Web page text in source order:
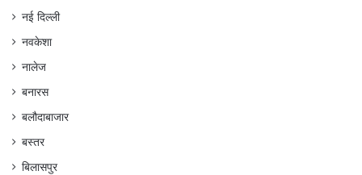
नई दिल्ली
नवकेशा
नालेज
बनारस
बलौदाबाजार
बस्तर
बिलासपुर